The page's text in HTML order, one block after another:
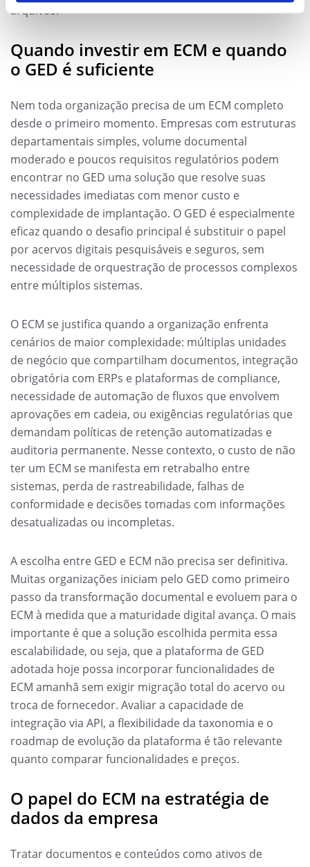
arquivos.
Quando investir em ECM e quando
o GED é suficiente
Nem toda organização precisa de um ECM completo
desde o primeiro momento. Empresas com estruturas
departamentais simples, volume documental
moderado e poucos requisitos regulatórios podem
encontrar no GED uma solução que resolve suas
necessidades imediatas com menor custo e
complexidade de implantação. O GED é especialmente
eficaz quando o desafio principal é substituir o papel
por acervos digitais pesquisáveis e seguros, sem
necessidade de orquestração de processos complexos
entre múltiplos sistemas.
O ECM se justifica quando a organização enfrenta
cenários de maior complexidade: múltiplas unidades
de negócio que compartilham documentos, integração
obrigatória com ERPs e plataformas de compliance,
necessidade de automação de fluxos que envolvem
aprovações em cadeia, ou exigências regulatórias que
demandam políticas de retenção automatizadas e
auditoria permanente. Nesse contexto, o custo de não
ter um ECM se manifesta em retrabalho entre
sistemas, perda de rastreabilidade, falhas de
conformidade e decisões tomadas com informações
desatualizadas ou incompletas.
A escolha entre GED e ECM não precisa ser definitiva.
Muitas organizações iniciam pelo GED como primeiro
passo da transformação documental e evoluem para o
ECM à medida que a maturidade digital avança. O mais
importante é que a solução escolhida permita essa
escalabilidade, ou seja, que a plataforma de GED
adotada hoje possa incorporar funcionalidades de
ECM amanhã sem exigir migração total do acervo ou
troca de fornecedor. Avaliar a capacidade de
integração via API, a flexibilidade da taxonomia e o
roadmap de evolução da plataforma é tão relevante
quanto comparar funcionalidades e preços.
O papel do ECM na estratégia de
dados da empresa
Tratar documentos e conteúdos como ativos de